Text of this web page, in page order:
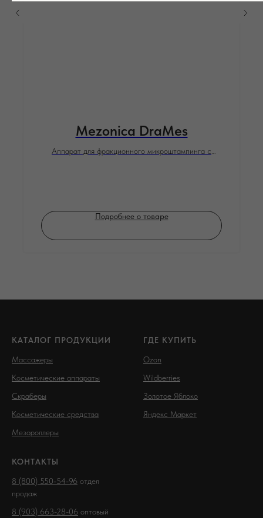
Mezonica DraMes
Аппарат для фракционного микроштампинга с
Подробнее о товаре
КАТАЛОГ ПРОДУКЦИИ
Массажеры
Косметические аппараты
Скраберы
Косметические средства
Мезороллеры
ГДЕ КУПИТЬ
Ozon
Wildberries
Золотое Яблоко
Яндекс Маркет
КОНТАКТЫ
8 (800) 550-54-96 отдел
продаж
8 (903) 663-28-06 оптовый